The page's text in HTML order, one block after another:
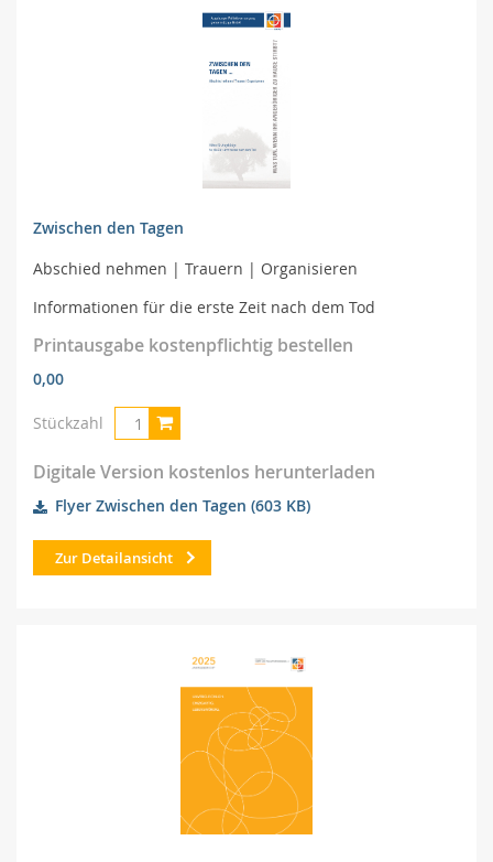
Zwischen den Tagen
Abschied nehmen | Trauern | Organisieren
Informationen für die erste Zeit nach dem Tod
Printausgabe kostenpflichtig bestellen
0,00
Stückzahl
Digitale Version kostenlos herunterladen
Flyer Zwischen den Tagen (603 KB)
Zur Detailansicht